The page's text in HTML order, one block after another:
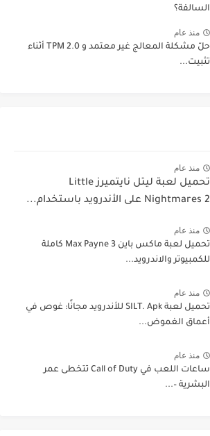
السالفة؟
منذ عام
حلّ مشكلة المعالج غير معتمد و TPM 2.0 أثناء
تثبيت...
منذ عام
تحميل لعبة ليتل نايتميرز Little
Nightmares 2 على الأندرويد باستخدام...
منذ عام
تحميل لعبة ماكس باين Max Payne 3 كاملة
للكمبيوتر والاندرويد...
منذ عام
تحميل لعبة SILT. Apk للأندرويد مجانًا: غوص في
أعماق الغموض...
منذ عام
ساعات اللعب في Call of Duty تتخطى عمر
البشرية –...